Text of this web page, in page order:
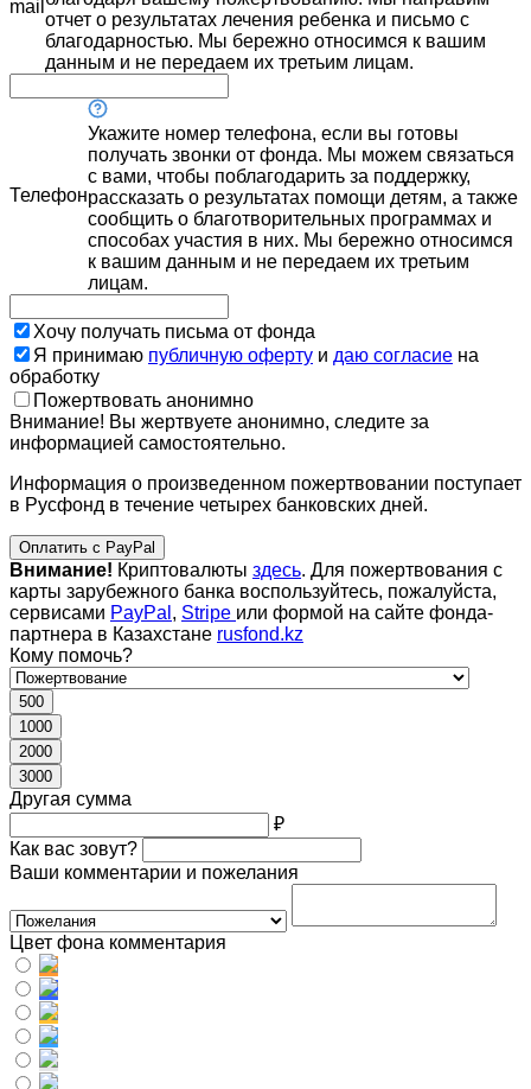
mail
отчет о результатах лечения ребенка и письмо с
благодарностью. Мы бережно относимся к вашим
данным и не передаем их третьим лицам.
Телефон
Укажите номер телефона, если вы готовы
получать звонки от фонда. Мы можем связаться
с вами, чтобы поблагодарить за поддержку,
рассказать о результатах помощи детям, а также
сообщить о благотворительных программах и
способах участия в них. Мы бережно относимся
к вашим данным и не передаем их третьим
лицам.
Хочу получать письма от фонда
Я принимаю публичную оферту и даю согласие на
обработку
Пожертвовать анонимно
Внимание! Вы жертвуете анонимно, следите за
информацией самостоятельно.
Информация о произведенном пожертвовании поступает
в Русфонд в течение четырех банковских дней.
Оплатить с PayPal
Внимание! Криптовалюты здесь. Для пожертвования с
карты зарубежного банка воспользуйтесь, пожалуйста,
сервисами PayPal , Stripe или формой на сайте фонда-
партнера в Казахстане rusfond.kz
Кому помочь?
500
1000
2000
3000
Другая сумма
₽
Как вас зовут?
Ваши комментарии и пожелания
Цвет фона комментария